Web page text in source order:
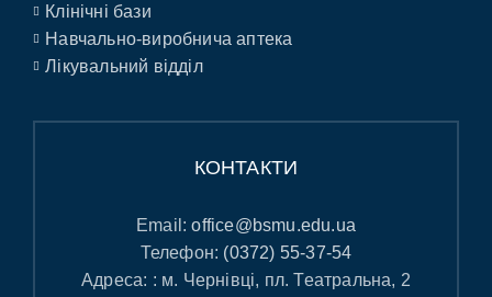
Клінічні бази
Навчально-виробнича аптека
Лікувальний відділ
КОНТАКТИ
Email:office@bsmu.edu.ua
Телефон: (0372) 55-37-54
Адреса: : м. Чернівці, пл. Театральна, 2